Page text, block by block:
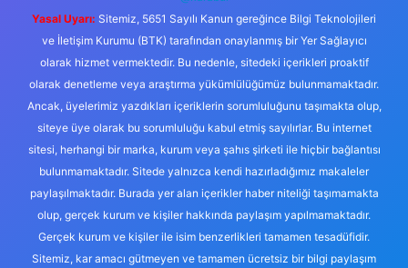
Yasal Uyarı: Sitemiz, 5651 Sayılı Kanun gereğince Bilgi Teknolojileri
ve İletişim Kurumu (BTK) tarafından onaylanmış bir Yer Sağlayıcı
olarak hizmet vermektedir. Bu nedenle, sitedeki içerikleri proaktif
olarak denetleme veya araştırma yükümlülüğümüz bulunmamaktadır.
Ancak, üyelerimiz yazdıkları içeriklerin sorumluluğunu taşımakta olup,
siteye üye olarak bu sorumluluğu kabul etmiş sayılırlar. Bu internet
sitesi, herhangi bir marka, kurum veya şahıs şirketi ile hiçbir bağlantısı
bulunmamaktadır. Sitede yalnızca kendi hazırladığımız makaleler
paylaşılmaktadır. Burada yer alan içerikler haber niteliği taşımamakta
olup, gerçek kurum ve kişiler hakkında paylaşım yapılmamaktadır.
Gerçek kurum ve kişiler ile isim benzerlikleri tamamen tesadüfidir.
Sitemiz, kar amacı gütmeyen ve tamamen ücretsiz bir bilgi paylaşım